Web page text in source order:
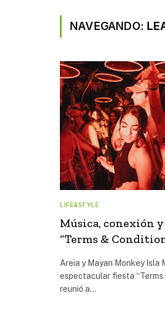
NAVEGANDO:
LIFE&STYLE
Música, conexión
“Terms &
Areia y Mayan Monkey
espectacular fiesta “Terms
reunió a…